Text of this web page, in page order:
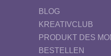
BLOG
KREATIVCLUB
PRODUKT DES
BESTELLEN